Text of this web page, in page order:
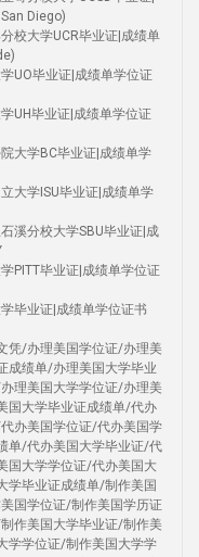
Diego)
校大学UCR毕业证|成绩单
UO毕业证|成绩单学位证
UH毕业证|成绩单学位证
大学BC毕业证|成绩单学
大学ISU毕业证|成绩单学
溪分校大学SBU毕业证|成
PITT毕业证|成绩单学位证
毕业证|成绩单学位证书
凭/办理美国学位证/办理美
成绩单/办理美国大学毕业
理美国大学学位证/办理美
国大学毕业证成绩单/代办
办美国学位证/代办美国学
单/代办美国大学毕业证/代
国大学学位证/代办美国大
学毕业证成绩单/制作美国
国学位证/制作美国学历证
作美国大学毕业证/制作美
学学位证/制作美国大学学